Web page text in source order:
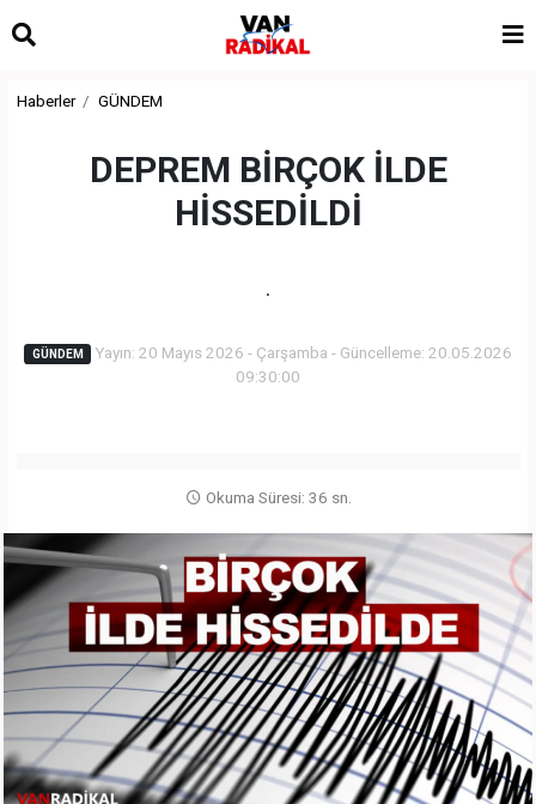
Haberler GÜNDEM
DEPREM BİRÇOK İLDE
HİSSEDİLDİ
.
GÜNDEM
Yayın: 20 Mayıs 2026 - Çarşamba - Güncelleme: 20.05.2026
09:30:00
Okuma Süresi: 36 sn.